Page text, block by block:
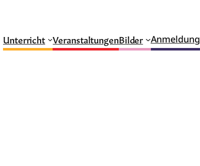
Unterricht VeranstaltungenBilder Anmeldung